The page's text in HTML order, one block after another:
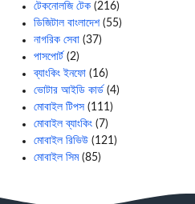
টেকনোলজি টেক (216)
ডিজিটাল বাংলাদেশ(55)
নাগরিক সেবা (37)
পাসপোর্ট (2)
ব্যাংকিং ইনফো (16)
ভোটার আইডি কার্ড (4)
মোবাইল টিপস (111)
মোবাইল ব্যাংকিং (7)
মোবাইল রিভিউ (121)
মোবাইল সিম(85)